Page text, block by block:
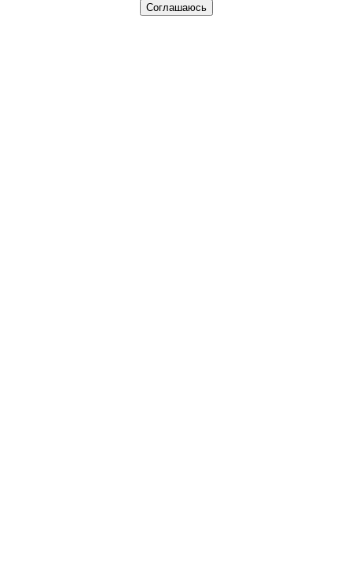
Соглашаюсь